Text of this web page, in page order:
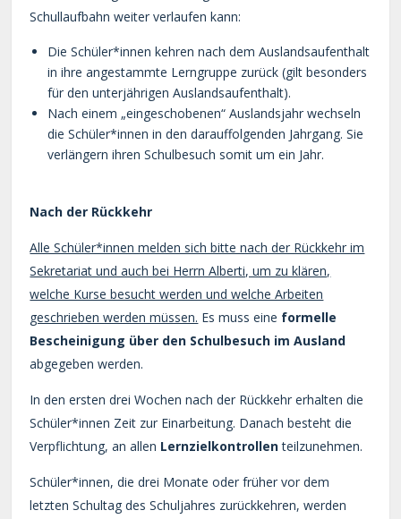
Schullaufbahn weiter verlaufen kann:
Die Schüler*innen kehren nach dem Auslandsaufenthalt
in ihre angestammte Lerngruppe zurück (gilt besonders
für den unterjährigen Auslandsaufenthalt).
Nach einem „eingeschobenen“ Auslandsjahr wechseln
die Schüler*innen in den darauffolgenden Jahrgang. Sie
verlängern ihren Schulbesuch somit um ein Jahr.
Nach der Rückkehr
Alle Schüler*innen melden sich bitte nach der Rückkehr im
Sekretariat und auch bei Herrn Alberti, um zu klären,
welche Kurse besucht werden und welche Arbeiten
geschrieben werden müssen. Es muss eine formelle
Bescheinigung über den Schulbesuch im Ausland
abgegeben werden.
In den ersten drei Wochen nach der Rückkehr erhalten die
Schüler*innen Zeit zur Einarbeitung. Danach besteht die
Verpflichtung, an allen Lernzielkontrollenteilzunehmen.
Schüler*innen, die drei Monate oder früher vor dem
letzten Schultag des Schuljahres zurückkehren, werden